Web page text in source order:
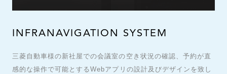
INFRANAVIGATION SYSTEM
三菱自動車様の新社屋での会議室の空き状況の確認、予約が直
感的な操作で可能とするWebアプリの設計及びデザインを致し